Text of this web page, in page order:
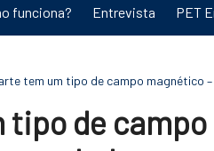
funciona? Entrevista PET
tem um tipo de campo magnético
tipo de